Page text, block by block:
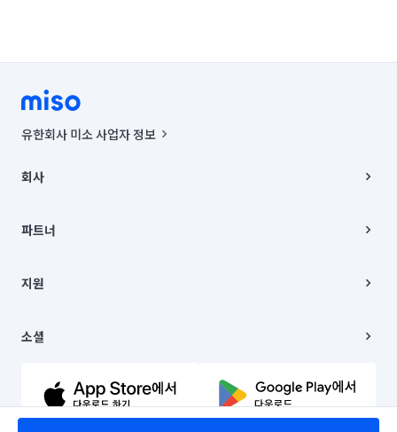
유한회사 미소 사업자 정보
00019 |
주소 | 본사: 서울특별시 종로구 율곡로 6(중학동, 트윈트리빌딩) B동 5층
컨택센터 : 서울특별시 종로구 수송동 율곡로 24, 7층, 8층 미소
상품, 상품정보, 거래에 관한 의무와 책임은 거래당사자에게 있습니다.
언론 보도 관련 문의:
© 유한회사 미소. Miso, Inc. All Rights Reserved.
회사
채용
파트너
이사
지원
이용약관
문의하기
소셜
유튜브